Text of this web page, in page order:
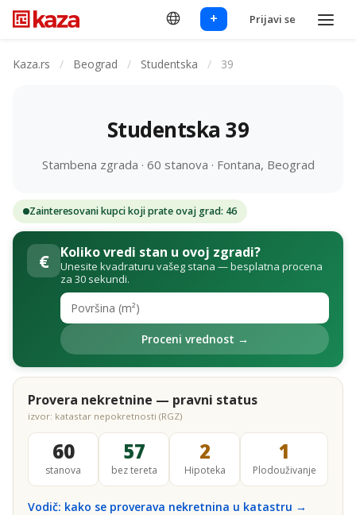
+ Prijavi se
Kaza.rs / Beograd / Studentska / 39
Studentska 39
Stambena zgrada · 60 stanova · Fontana, Beograd
Zainteresovani kupci koji prate ovaj grad: 46
€ Koliko vredi stan u ovoj zgradi?
Unesite kvadraturu vašeg stana — besplatna procena
za 30 sekundi.
Proceni vrednost →
Provera nekretnine — pravni status
izvor: katastar nepokretnosti (RGZ)
60
stanova
57
bez tereta
2
Hipoteka
1
Plodouživanje
Vodič: kako se proverava nekretnina u katastru →